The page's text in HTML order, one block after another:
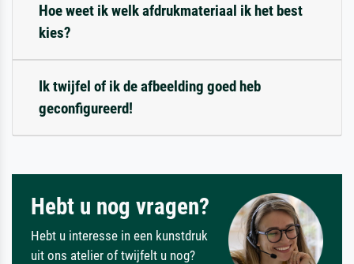
Hoe weet ik welk afdrukmateriaal ik het best
kies?
Ik twijfel of ik de afbeelding goed heb
geconfigureerd!
Hebt u nog vragen?
Hebt u interesse in een kunstdruk
uit ons atelier of twijfelt u nog?